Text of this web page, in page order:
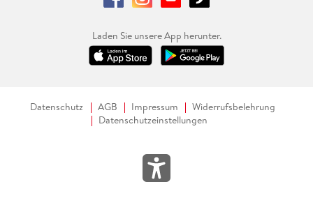
Laden Sie unsere App herunter.
Datenschutz AGB Impressum
Widerrufsbelehrung
Datenschutzeinstellungen